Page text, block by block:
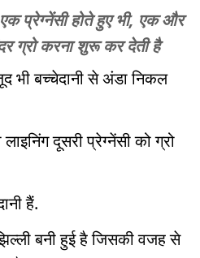
प्रेग्नेंसी होते हुए भी, एक और
ग्रो करना शुरू कर देती है
भी बच्चेदानी से अंडा निकल
दूसरी प्रेग्नेंसी को ग्रो
हैं.
बनी हुई है जिसकी वजह से